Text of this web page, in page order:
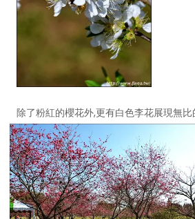
除了粉紅的櫻花外,更有白色李花展現無比